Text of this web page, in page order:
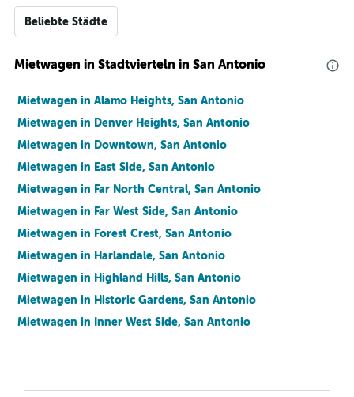
Beliebte Städte
Mietwagen in Stadtvierteln in San Antonio
Mietwagen in Alamo Heights, San Antonio
Mietwagen in Denver Heights, San Antonio
Mietwagen in Downtown, San Antonio
Mietwagen in East Side, San Antonio
Mietwagen in Far North Central, San Antonio
Mietwagen in Far West Side, San Antonio
Mietwagen in Forest Crest, San Antonio
Mietwagen in Harlandale, San Antonio
Mietwagen in Highland Hills, San Antonio
Mietwagen in Historic Gardens, San Antonio
Mietwagen in Inner West Side, San Antonio
Mietwagen in Lavaca, San Antonio